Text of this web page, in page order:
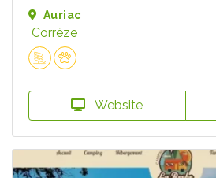
Auriac
Corrèze
Website